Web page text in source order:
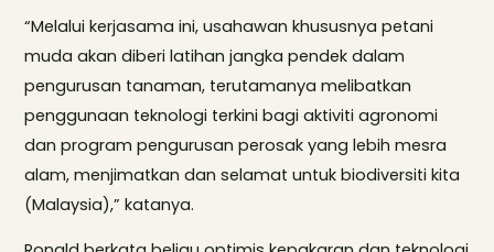
“Melalui kerjasama ini, usahawan khususnya petani
muda akan diberi latihan jangka pendek dalam
pengurusan tanaman, terutamanya melibatkan
penggunaan teknologi terkini bagi aktiviti agronomi
dan program pengurusan perosak yang lebih mesra
alam, menjimatkan dan selamat untuk biodiversiti kita
(Malaysia),” katanya.